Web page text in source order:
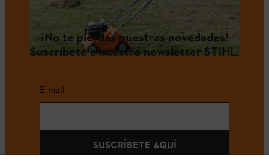
¡No te pierdas nuestras novedades!
Suscríbete a nuestro newsletter STIHL.
E-mail
SUSCRÍBETE AQUÍ